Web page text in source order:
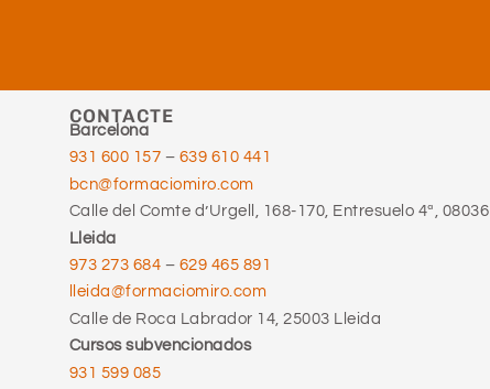
CONTACTE
Barcelona
931 600 157 – 639 610 441
bcn@formaciomiro.com
Calle del Comte d’Urgell, 168-170, Entresuelo 4ª, 08036
Lleida
973 273 684 – 629 465 891
lleida@formaciomiro.com
Calle de Roca Labrador 14, 25003 Lleida
Cursos subvencionados
931 599 085